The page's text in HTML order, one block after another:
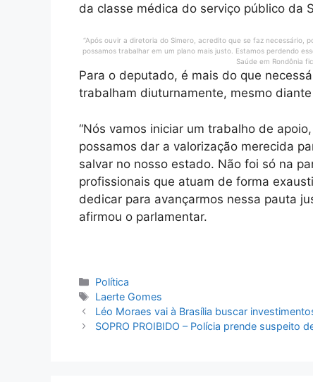
da classe médica do serviço público da
“Após ouvir a diretoria do Simero, acredito que se faz necessário,
possamos trabalhar em um plano mais justo. Estamos perdendo
Saúde em Rondônia
Para o deputado, é mais do que
trabalham diuturnamente, mesmo
“Nós vamos iniciar um trabalho de
possamos dar a valorização merecida
salvar no nosso estado. Não foi só na
profissionais que atuam de forma
dedicar para avançarmos nessa pauta
afirmou o parlamentar.
Categorias
Política
Tags
Laerte Gomes
Léo Moraes vai à Brasília buscar
SOPRO PROIBIDO – Polícia prende suspeito